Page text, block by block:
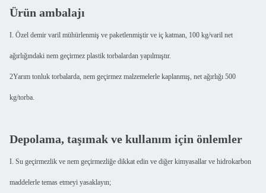
Ürün ambalajı
I. Özel demir varil mühürlenmiş ve paketlenmiştir ve iç katman, 100 kg/varil net
ağırlığındaki nem geçirmez plastik torbalardan yapılmıştır.
2Yarım tonluk torbalarda, nem geçirmez malzemelerle kaplanmış, net ağırlığı 500
kg/torba.
Depolama, taşımak ve kullanım için önlemler
I. Su geçirmezlik ve nem geçirmezliğe dikkat edin ve diğer kimyasallar ve hidrokarbon
maddelerle temas etmeyi yasaklayın;